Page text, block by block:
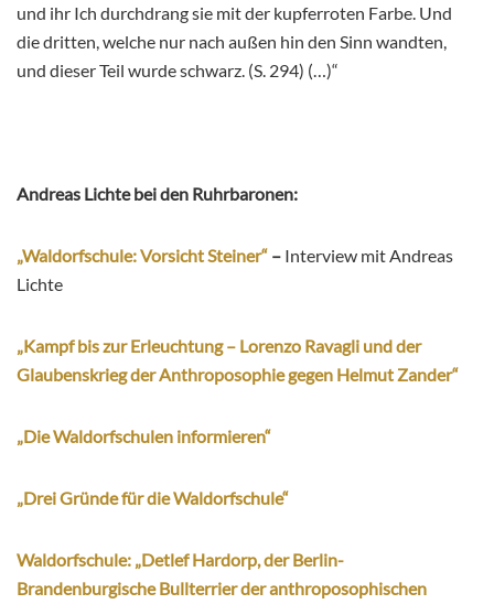
und ihr Ich durchdrang sie mit der kupferroten Farbe. Und
die dritten, welche nur nach außen hin den Sinn wandten,
und dieser Teil wurde schwarz. (S. 294) (…)“
Andreas Lichte bei den Ruhrbaronen:
„Waldorfschule: Vorsicht Steiner“ – Interview mit Andreas
Lichte
„Kampf bis zur Erleuchtung – Lorenzo Ravagli und der
Glaubenskrieg der Anthroposophie gegen Helmut Zander“
„Die Waldorfschulen informieren“
„Drei Gründe für die Waldorfschule“
Waldorfschule: „Detlef Hardorp, der Berlin-
Brandenburgische Bullterrier der anthroposophischen